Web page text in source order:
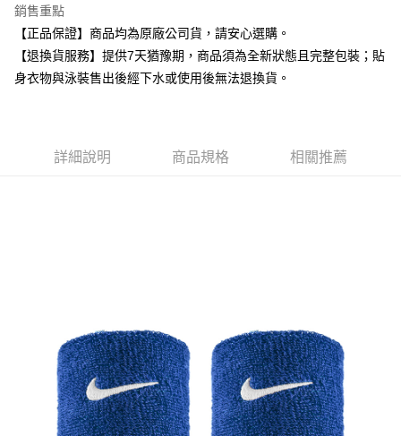
每筆NT$80，滿NT$599(含以上)免運費
7-11取貨付款
每筆NT$80，滿NT$599(含以上)免運費
銷售重點
【正品保證】商品均為原廠公司貨，請安心選購。
【退換貨服務】提供7天猶豫期，商品須為全新狀態且完整包裝；貼
身衣物與泳裝售出後經下水或使用後無法退換貨。
詳細說明 商品規格 相關推薦